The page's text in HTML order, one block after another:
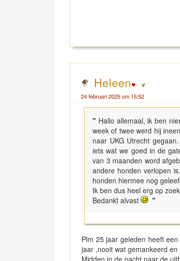
Heleen
24 februari 2025 om 15:52
" Hallo allemaal, ik ben
week of twee werd hij
naar UKG Utrecht
iets wat we goed in de
van 3 maanden word
andere honden verlopen
honden hiermee nog
Ik ben dus heel erg op
Bedankt alvast
"
Plm 25 jaar geleden heeft
jaar ,nooit wat gemankeerd
Midden in de nacht naar de